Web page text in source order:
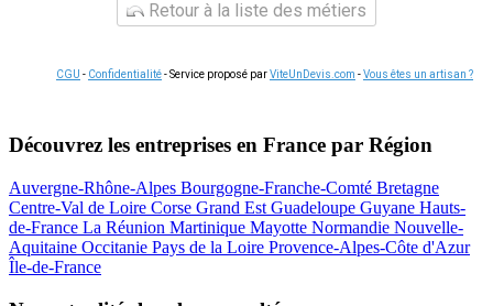
Retour à la liste des métiers
CGU - Confidentialité- Service proposé parViteUnDevis.com -Vous êtes un artisan ?
Découvrez les entreprises en France par Région
Auvergne-Rhône-Alpes Bourgogne-Franche-Comté Bretagne
Centre-Val de Loire Corse Grand Est Guadeloupe Guyane Hauts-
de-France La Réunion Martinique Mayotte Normandie Nouvelle-
Aquitaine Occitanie Pays de la Loire Provence-Alpes-Côte d'Azur
Île-de-France